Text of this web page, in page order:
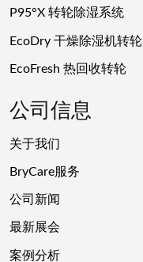
P95°X 转轮除湿系统
EcoDry 干燥除湿机转轮
EcoFresh 热回收转轮
公司信息
关于我们
BryCare服务
公司新闻
最新展会
案例分析